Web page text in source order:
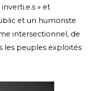
» et
et un humoriste
intersectionnel, de
les peuples exploités